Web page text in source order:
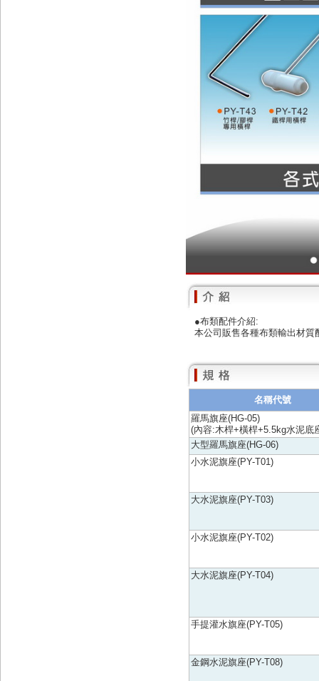
●布類配件介紹:
本公司販售各種布類輸出材
名稱代號
羅馬旗座(HG-05)
(內容:木桿+橫桿+5.5kg水泥底
大型羅馬旗座(HG-06)
小水泥旗座(PY-T01)
大水泥旗座(PY-T03)
小水泥旗座(PY-T02)
大水泥旗座(PY-T04)
手提灌水旗座(PY-T05)
金鋼水泥旗座(PY-T08)